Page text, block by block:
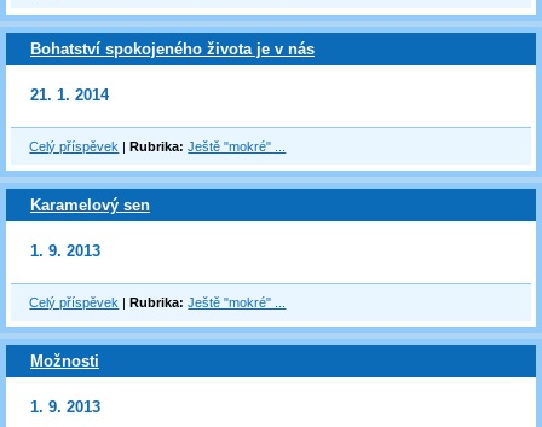
Bohatství spokojeného života je v nás
21. 1. 2014
Celý příspěvek |Rubrika: Ještě "mokré" ...
Karamelový sen
1. 9. 2013
Celý příspěvek |Rubrika: Ještě "mokré" ...
Možnosti
1. 9. 2013